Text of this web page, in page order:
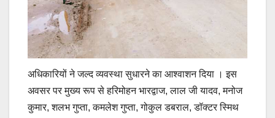
अधिकारियों ने जल्द व्यवस्था सुधारने का आश्वाशन दिया । इस
अवसर पर मुख्य रूप से हरिमोहन भारद्वाज, लाल जी यादव, मनोज
कुमार, शलभ गुप्ता, कमलेश गुप्ता, गोकुल डबराल, डॉक्टर स्मिथ